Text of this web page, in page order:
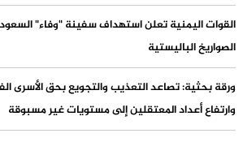
القوات اليمنية تعلن استهداف سفينة "وفاء"
الصواريخ الباليستية
ورقة بحثية: تصاعد التعذيب والتجويع بحق الأسرى
وارتفاع أعداد المعتقلين إلى مستويات غير مسبوقة